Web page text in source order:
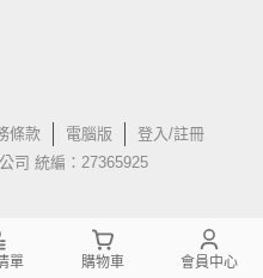
條款 電腦版
登入/註冊
司 統編：27365925
單 購物車 會員中心